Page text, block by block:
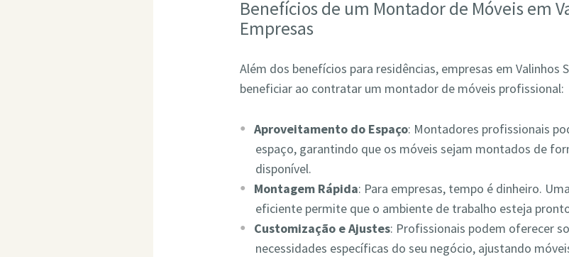
Benefícios de um Montador de Móveis em
Empresas
Além dos benefícios para residências, empresas em Valinhos
beneficiar ao contratar um montador de móveis profissional:
Aproveitamento do Espaço: Montadores profissionais
espaço, garantindo que os móveis sejam montados de
disponível.
Montagem Rápida: Para empresas, tempo é dinheiro.
eficiente permite que o ambiente de trabalho esteja
Customização e Ajustes: Profissionais podem oferecer
necessidades específicas do seu negócio, ajustando